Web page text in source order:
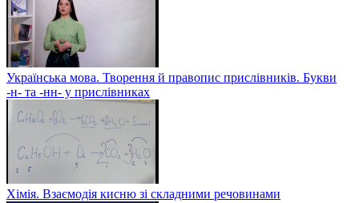
Українська мова. Творення й правопис прислівників. Букви
-н- та -нн- у прислівниках
Хімія. Взаємодія кисню зі складними речовинами